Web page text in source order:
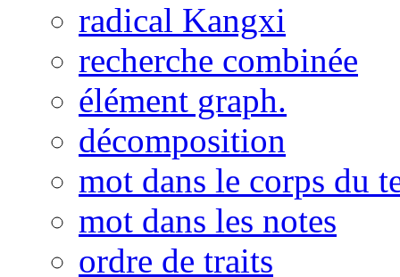
radical Kangxi
recherche combinée
élément graph.
décomposition
mot dans le corps du
mot dans les notes
ordre de traits